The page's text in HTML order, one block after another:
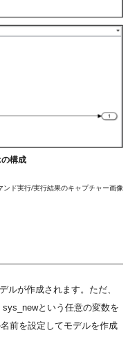
構成
ド実行/実行結果のキャプチャー画像
ルが作成されます。ただ、
という任意の変数を
前を設定してモデルを作成